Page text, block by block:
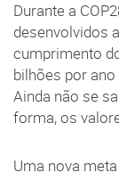
Durante a
desenvolvidos
cumprimento
bilhões por
Ainda não se
forma, os
Uma nova